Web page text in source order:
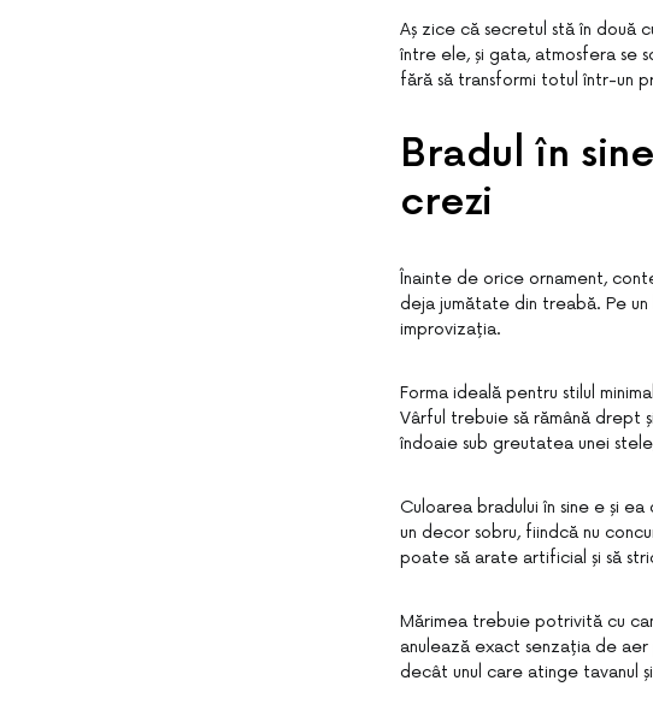
Aș zice că secretul stă în două
între ele, și gata, atmosfera se
fără să transformi totul într-un
Bradul în
crezi
Înainte de orice ornament,
deja jumătate din treabă. Pe
improvizația.
Forma ideală pentru stilul
Vârful trebuie să rămână drept
îndoaie sub greutatea unei
Culoarea bradului în sine e și
un decor sobru, fiindcă nu
poate să arate artificial și să
Mărimea trebuie potrivită cu
anulează exact senzația de
decât unul care atinge tavanul